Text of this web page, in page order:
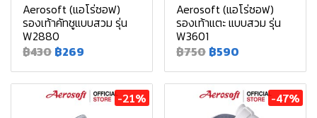
Aerosoft (แอโร่ซอฟ)
รองเท้าคัทชูแบบสวม รุ่น
W2880
฿430 ฿269
Aerosoft (แอโร่ซอฟ)
รองเท้าแตะ แบบสวม รุ่น
W3601
฿750 ฿590
-21% -47%